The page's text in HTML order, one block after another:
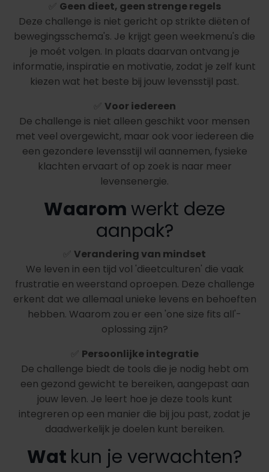
✅ Geen dieet, geen strenge regels
Deze challenge is niet gericht op strikte diëten of
bewegingsschema's. Je krijgt geen weekmenu's die
je moét volgen. In plaats daarvan ontvang je
informatie, inspiratie en motivatie, zodat je zelf kunt
kiezen wat het beste bij jouw levensstijl past.
✅ Voor iedereen
De challenge is niet alleen geschikt voor mensen
met veel overgewicht, maar ook voor iedereen die
een gezondere levensstijl wil aannemen, fysieke
klachten ervaart of op zoek is naar meer
levensenergie.
Waaromwerkt deze
aanpak?
✅ Verandering van mindset
We leven in een tijd vol 'dieetculturen' die vaak
frustratie en weerstand oproepen. Deze challenge
erkent dat we allemaal unieke levens en behoeften
hebben. Waarom zou er een 'one size fits all'-
oplossing zijn?
✅ Persoonlijke integratie
De challenge biedt de tools die je nodig hebt om
een gezond gewicht te bereiken, aangepast aan
jouw leven. Je leert hoe je deze tools kunt
integreren op een manier die bij jou past, zodat je
daadwerkelijk je doelen kunt bereiken.
Wat kun je verwachten?